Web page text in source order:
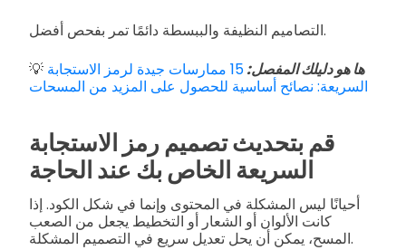
التصاميم النظيفة والببسطة دائمًا تمر بفحص أفضل.
💡
ها هو دليلك المفصل:
15 ممارسات جيدة لرمز الاستجابة
السريعة: نصائح أساسية للحصول على المزيد من المسحات
قم بتحديث تصميم رمز الاستجابة
السريعة الخاص بك عند الحاجة
أحيانًا ليس المشكلة في المحتوى وإنما في شكل الكود. إذا
كانت الألوان أو الشعار أو التخطيط يجعل من الصعب
المسح، يمكن أن يحل تعديل سريع في التصميم المشكلة.